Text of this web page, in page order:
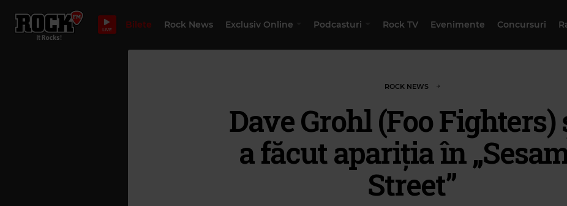
LIVE Bilete Rock News Exclusiv Online Podcasturi Rock TV Evenimente Concursuri
ROCK NEWS
Dave Grohl (Foo Fighters)
a făcut apariția în
Street”